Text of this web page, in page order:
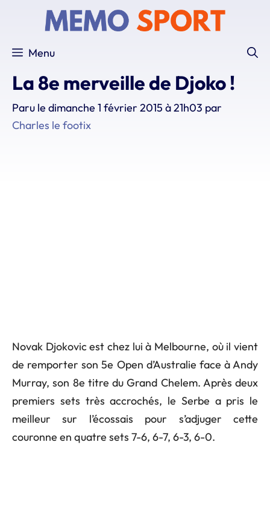
Menu
La 8e merveille de Djoko !
Paru le dimanche 1 février 2015 à 21h03 par
Charles le footix
Novak Djokovic est chez lui à Melbourne, où il vient
de remporter son 5e Open d’Australie face à Andy
Murray, son 8e titre du Grand Chelem. Après deux
premiers sets très accrochés, le Serbe a pris le
meilleur sur l’écossais pour s’adjuger cette
couronne en quatre sets 7-6, 6-7, 6-3, 6-0.